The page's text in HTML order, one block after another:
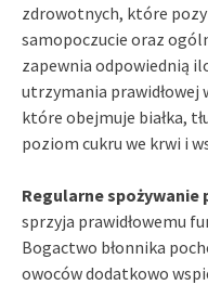
zdrowotnych, które
samopoczucie oraz
zapewnia odpowiednią
utrzymania prawidłowej
które obejmuje białka,
poziom cukru we krwi i
Regularne spożywanie
sprzyja prawidłowemu
Bogactwo błonnika
owoców dodatkowo